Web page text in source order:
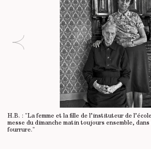
H.B. : "La femme et la fille de l’instituteur de
messe du dimanche matin toujours ensemble,
fourrure."